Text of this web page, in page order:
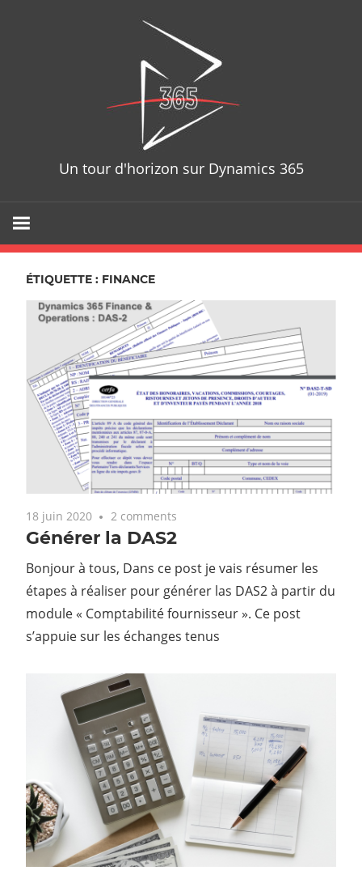
Un tour d'horizon sur Dynamics 365
ÉTIQUETTE : FINANCE
18 juin 2020 2 comments
Générer la DAS2
Bonjour à tous, Dans ce post je vais résumer les
étapes à réaliser pour générer las DAS2 à partir du
module « Comptabilité fournisseur ». Ce post
s’appuie sur les échanges tenus